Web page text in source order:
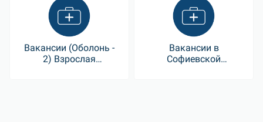
Вакансии (Оболонь -
2) Взрослая
Вакансии в
Софиевской